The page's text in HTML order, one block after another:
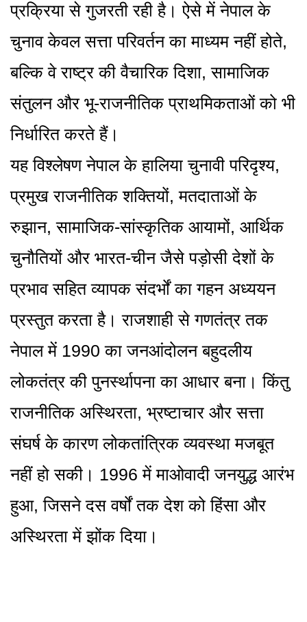
प्रक्रिया से गुजरती रही है। ऐसे में नेपाल के
चुनाव केवल सत्ता परिवर्तन का माध्यम नहीं होते,
बल्कि वे राष्ट्र की वैचारिक दिशा, सामाजिक
संतुलन और भू-राजनीतिक प्राथमिकताओं को भी
निर्धारित करते हैं।
यह विश्लेषण नेपाल के हालिया चुनावी परिदृश्य,
प्रमुख राजनीतिक शक्तियों, मतदाताओं के
रुझान, सामाजिक-सांस्कृतिक आयामों, आर्थिक
चुनौतियों और भारत-चीन जैसे पड़ोसी देशों के
प्रभाव सहित व्यापक संदर्भों का गहन अध्ययन
प्रस्तुत करता है। राजशाही से गणतंत्र तक
नेपाल में 1990 का जनआंदोलन बहुदलीय
लोकतंत्र की पुनर्स्थापना का आधार बना। किंतु
राजनीतिक अस्थिरता, भ्रष्टाचार और सत्ता
संघर्ष के कारण लोकतांत्रिक व्यवस्था मजबूत
नहीं हो सकी। 1996 में माओवादी जनयुद्ध आरंभ
हुआ, जिसने दस वर्षों तक देश को हिंसा और
अस्थिरता में झोंक दिया।